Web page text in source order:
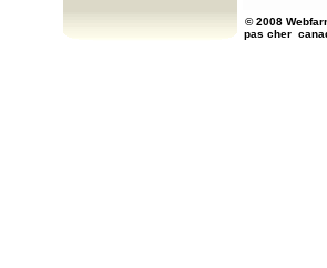
© 2008
pas cher